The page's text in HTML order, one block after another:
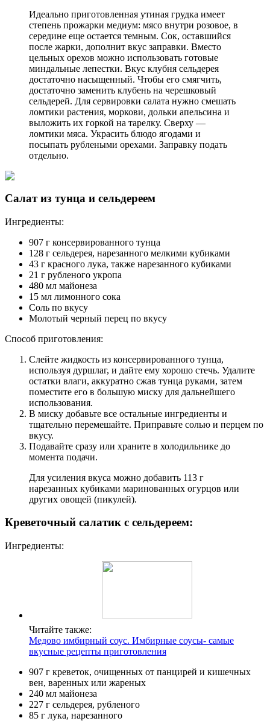
Идеально приготовленная утиная грудка имеет
степень прожарки медиум: мясо внутри розовое, в
середине еще остается темным. Сок, оставшийся
после жарки, дополнит вкус заправки. Вместо
цельных орехов можно использовать готовые
миндальные лепестки. Вкус клубня сельдерея
достаточно насыщенный. Чтобы его смягчить,
достаточно заменить клубень на черешковый
сельдерей. Для сервировки салата нужно смешать
ломтики растения, моркови, дольки апельсина и
выложить их горкой на тарелку. Сверху —
ломтики мяса. Украсить блюдо ягодами и
посыпать рублеными орехами. Заправку подать
отдельно.
Салат из тунца и сельдереем
Ингредиенты:
907 г консервированного тунца
128 г сельдерея, нарезанного мелкими кубиками
43 г красного лука, также нарезанного кубиками
21 г рубленого укропа
480 мл майонеза
15 мл лимонного сока
Соль по вкусу
Молотый черный перец по вкусу
Способ приготовления:
Слейте жидкость из консервированного тунца,
используя дуршлаг, и дайте ему хорошо стечь. Удалите
остатки влаги, аккуратно сжав тунца руками, затем
поместите его в большую миску для дальнейшего
использования.
В миску добавьте все остальные ингредиенты и
тщательно перемешайте. Приправьте солью и перцем по
вкусу.
Подавайте сразу или храните в холодильнике до
момента подачи.
Для усиления вкуса можно добавить 113 г
нарезанных кубиками маринованных огурцов или
других овощей (пикулей).
Креветочный салатик с сельдереем:
Ингредиенты:
Читайте также:
Медово имбирный соус. Имбирные соусы- самые
вкусные рецепты приготовления
907 г креветок, очищенных от панцирей и кишечных
вен, варенных или жареных
240 мл майонеза
227 г сельдерея, рубленого
85 г лука, нарезанного